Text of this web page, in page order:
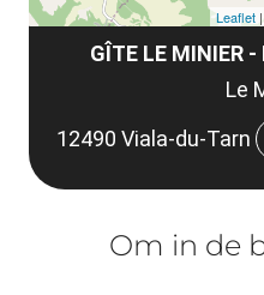
GÎTE LE MINIER
Le
12490 Viala-du-Tarn
Leaflet
Om in de